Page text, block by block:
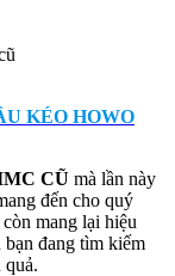
KÉO HOWO
CŨ mà lần này
đến cho quý
mang lại hiệu
đang tìm kiếm
quả.